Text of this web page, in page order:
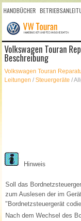
HANDBÜCHER
SUCHLAUF
Volkswagen Touran
Beschreibung
Volkswagen Touran
Leitungen /Steuergeräte /
Hinweis
Soll das
zum Auslesen der im
"Bordnetzsteuergerät
Nach dem Wechsel des